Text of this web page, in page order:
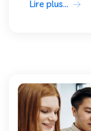
Lire plus...